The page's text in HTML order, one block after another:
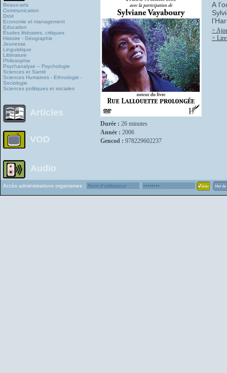
Beaux-arts
Communication
Droit
Economie et management
Education
Études littéraires, critiques
Histoire - Géographie
Jeunesse
Linguistique
Littérature
Philosophie
Psychanalyse – Psychologie
Sciences et Santé
Sciences Humaines - Ethnologie -
Sociologie
Sciences politiques et sociales
Articles
VOD
Audio
Durée : 26 minutes
Année : 2006
Gencod : 978229602237
A
>
>
Accès administrations organismes :